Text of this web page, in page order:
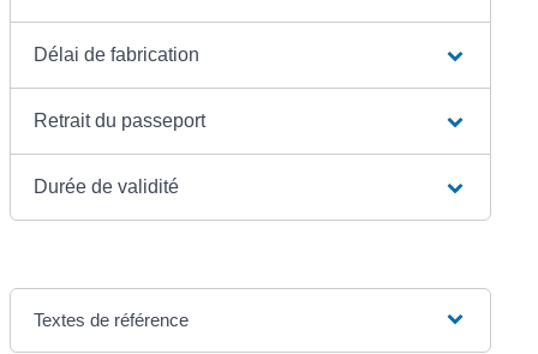
Délai de fabrication
Retrait du passeport
Durée de validité
Textes de référence